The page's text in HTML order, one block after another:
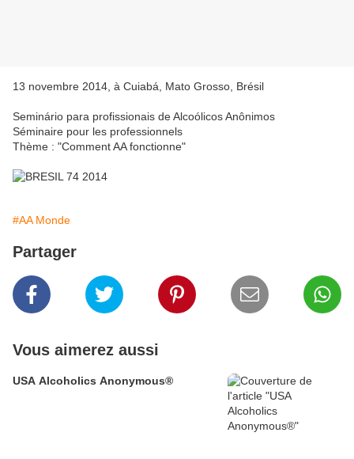
13 novembre 2014, à Cuiabá, Mato Grosso, Brésil
Seminário para profissionais de Alcoólicos Anônimos
Séminaire pour les professionnels
Thème : "Comment AA fonctionne"
#AA Monde
Partager
Vous aimerez aussi
USA Alcoholics Anonymous®